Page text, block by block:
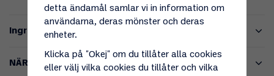
Ingredienser
NÄRINGSVÄRDE/100g
detta ändamål samlar vi in information om
användarna, deras mönster och deras
enheter.
Klicka på "Okej" om du tillåter alla cookies
eller välj vilka cookies du tillåter och vilka